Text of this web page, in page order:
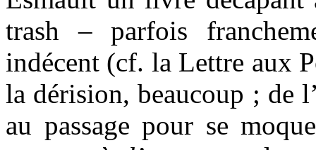
trash – parfois
indécent (cf. la Lettre aux
la dérision, beaucoup ; de
au passage pour se